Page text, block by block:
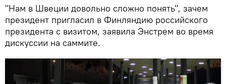
"Нам в Швеции довольно сложно понять", зачем
президент пригласил в Финляндию российского
президента с визитом, заявила Энстрем во время
дискуссии на саммите.